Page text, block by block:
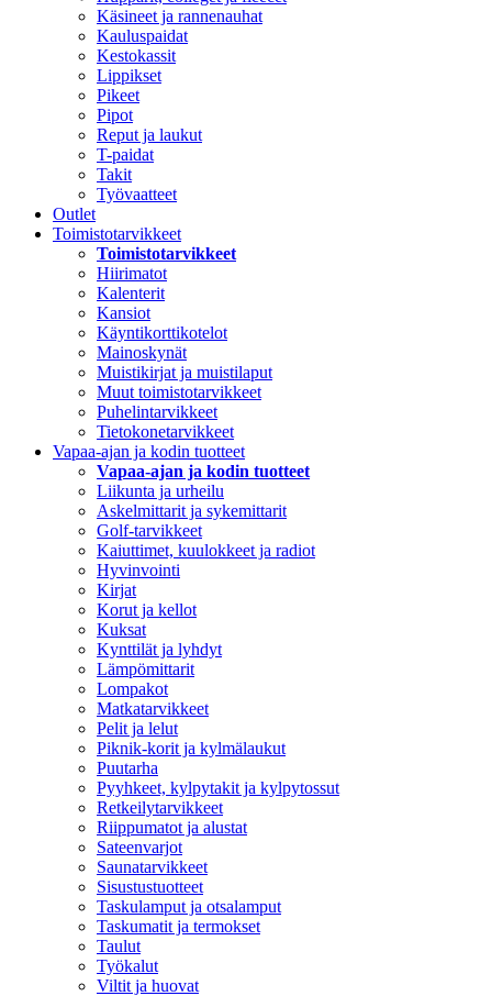
Käsineet ja rannenauhat
Kauluspaidat
Kestokassit
Lippikset
Pikeet
Pipot
Reput ja laukut
T-paidat
Takit
Työvaatteet
Outlet
Toimistotarvikkeet
Toimistotarvikkeet
Hiirimatot
Kalenterit
Kansiot
Käyntikorttikotelot
Mainoskynät
Muistikirjat ja muistilaput
Muut toimistotarvikkeet
Puhelintarvikkeet
Tietokonetarvikkeet
Vapaa-ajan ja kodin tuotteet
Vapaa-ajan ja kodin tuotteet
Liikunta ja urheilu
Askelmittarit ja sykemittarit
Golf-tarvikkeet
Kaiuttimet, kuulokkeet ja radiot
Hyvinvointi
Kirjat
Korut ja kellot
Kuksat
Kynttilät ja lyhdyt
Lämpömittarit
Lompakot
Matkatarvikkeet
Pelit ja lelut
Piknik-korit ja kylmälaukut
Puutarha
Pyyhkeet, kylpytakit ja kylpytossut
Retkeilytarvikkeet
Riippumatot ja alustat
Sateenvarjot
Saunatarvikkeet
Sisustustuotteet
Taskulamput ja otsalamput
Taskumatit ja termokset
Taulut
Työkalut
Viltit ja huovat